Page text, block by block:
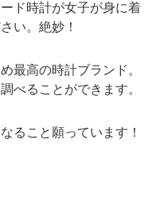
ド時計が女子が身に着
い。絶妙！
最高の時計ブランド。
べることができます。
ること願っています！